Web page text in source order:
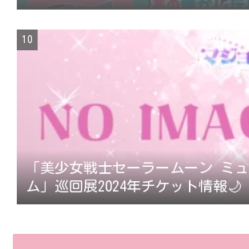
場！
「美少女戦士セーラームーン ミ
ム」巡回展2024年チケット情報🌙